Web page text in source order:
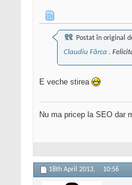
Postat în original
Claudiu Fărca .
E veche stirea
Nu ma pricep la SEO dar
18th April 2013, 10:56